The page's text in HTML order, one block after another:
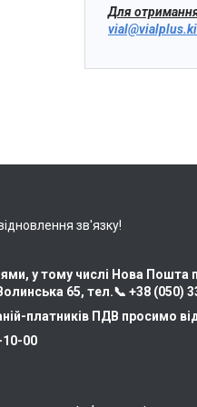
Для
зв'язку!
у тому числі Нова Пошта
65, тел.📞 +38 (050)
платників ПДВ просимо
10-00